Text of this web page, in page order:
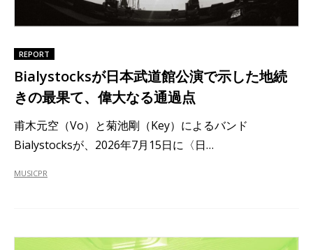
REPORT
Bialystocksが日本武道館公演で示した地続
きの最果て、偉大なる通過点
甫木元空（Vo）と菊池剛（Key）によるバンド
Bialystocksが、2026年7月15日に〈日…
MUSICPR